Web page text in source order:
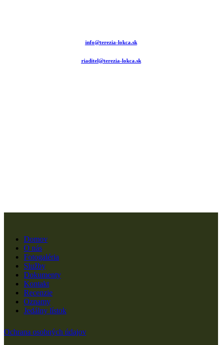
info@terezia-lokca.sk
riaditel@terezia-lokca.sk
Domov
O nás
Fotogaléria
Služby
Dokumenty
Kontakt
Recenzie
Oznamy
Jedálny lístok
Ochrana osobných údajov